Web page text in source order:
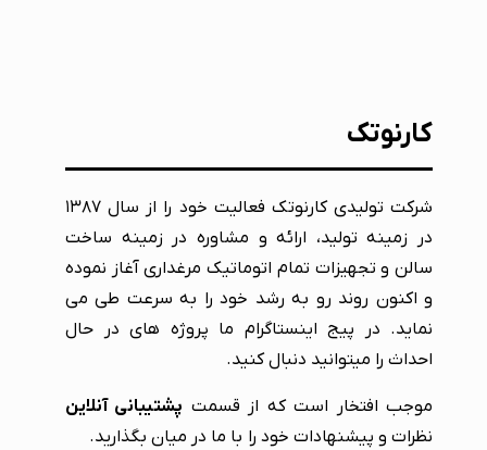
کارنوتک
شرکت تولیدی کارنوتک فعالیت خود را از سال ۱۳۸۷
در زمینه تولید، ارائه و مشاوره در زمینه ساخت
سالن و تجهیزات تمام اتوماتیک مرغداری آغاز نموده
و اکنون روند رو به رشد خود را به سرعت طی می
نماید. در پیج اینستاگرام ما پروژه های در حال
احداث را میتوانید دنبال کنید.
موجب افتخار است که از قسمت پشتیبانی آنلاین
نظرات و پیشنهادات خود را با ما در میان بگذارید.